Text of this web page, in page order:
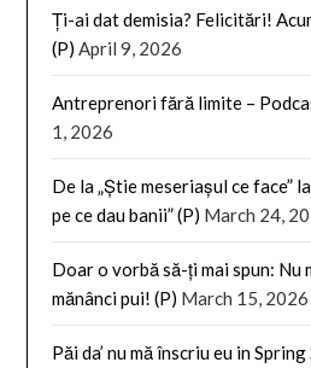
Ți-ai dat demisia? Felicitări!
(P) April 9, 2026
Antreprenori fără limite –
1, 2026
De la „Știe meseriașul ce face”
pe ce dau banii” (P) March 24,
Doar o vorbă să-ți mai spun: Nu
mănânci pui! (P) March 15, 2026
Păi da’ nu mă înscriu eu in